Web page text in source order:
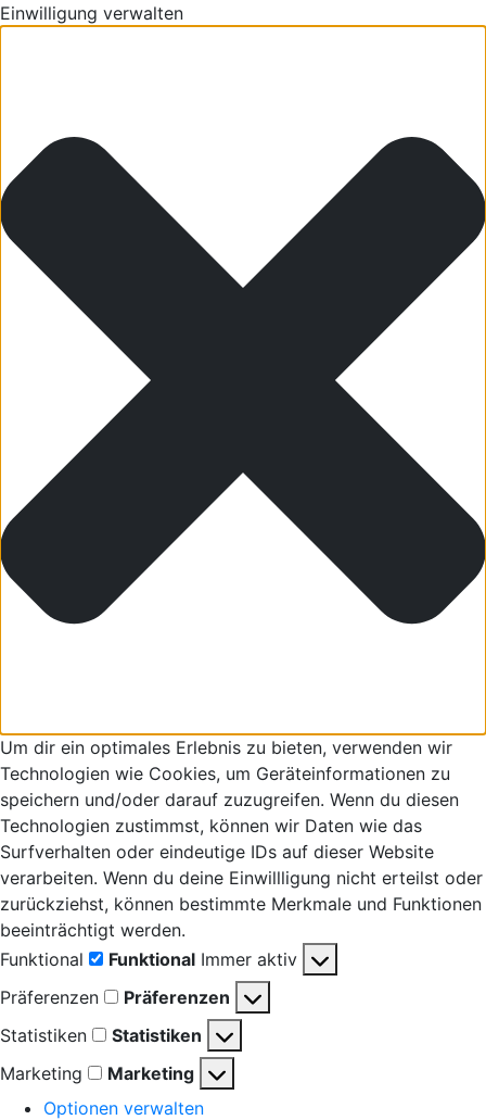
Einwilligung verwalten
Um dir ein optimales Erlebnis zu bieten, verwenden wir
Technologien wie Cookies, um Geräteinformationen zu
speichern und/oder darauf zuzugreifen. Wenn du diesen
Technologien zustimmst, können wir Daten wie das
Surfverhalten oder eindeutige IDs auf dieser Website
verarbeiten. Wenn du deine Einwillligung nicht erteilst oder
zurückziehst, können bestimmte Merkmale und Funktionen
beeinträchtigt werden.
Funktional
Funktional Immer aktiv
Präferenzen
Präferenzen
Statistiken
Statistiken
Marketing
Marketing
Optionen verwalten